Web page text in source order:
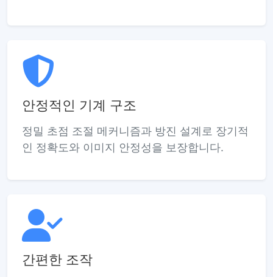
안정적인 기계 구조
정밀 초점 조절 메커니즘과 방진 설계로 장기적
인 정확도와 이미지 안정성을 보장합니다.
간편한 조작